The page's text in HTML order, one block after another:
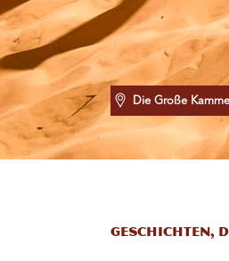
Die Große
GESCHICHTEN,